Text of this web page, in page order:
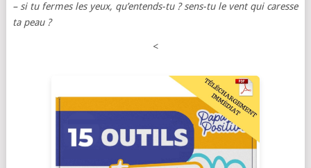
– si tu fermes les yeux, qu’entends-tu ? sens-tu le vent qui caresse
ta peau ?
<